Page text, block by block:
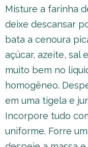
Misture a farinha
deixe descansar
bata a cenoura
açúcar, azeite, sal
muito bem no
homogêneo.
em uma tigela e
Incorpore tudo
uniforme. Forre